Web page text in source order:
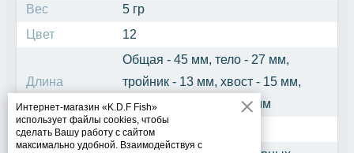
Интернет-магазин «K.D.F Fish»
использует файлы cookies, чтобы
сделать Вашу работу с сайтом
максимально удобной. Взаимодействуя с
Вес
5 гр
Цвет
12
Длина
Общая - 45 мм, тело - 27 мм,
тройник - 13 мм, хвост - 15 мм,
крючок одинарный - 5 мм
Рыба
Щука, окунь, берш